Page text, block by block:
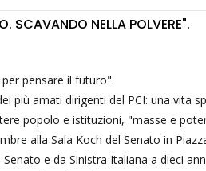
SCAVANDO NELLA POLVERE".
pensare il futuro".
più amati dirigenti del PCI: una vita
popolo e istituzioni, "masse e
alla Sala Koch del Senato in
e da Sinistra Italiana a dieci